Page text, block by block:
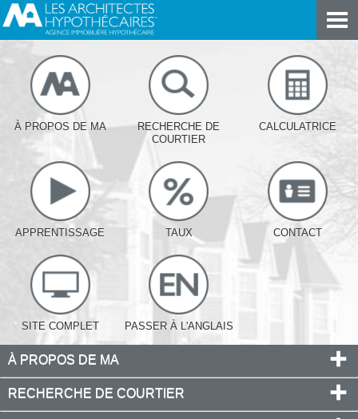
À PROPOS DE MA
RECHERCHE DE
COURTIER
CALCULATRICE
APPRENTISSAGE TAUX CONTACT
SITE COMPLET PASSER À L'ANGLAIS
À PROPOS DE MA
RECHERCHE DE COURTIER